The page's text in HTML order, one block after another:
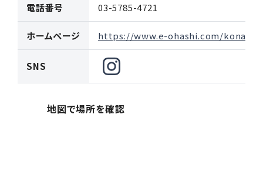
電話番号 03-5785-4721
ホームページ https://www.e-ohashi.com/
SNS
地図で場所を確認